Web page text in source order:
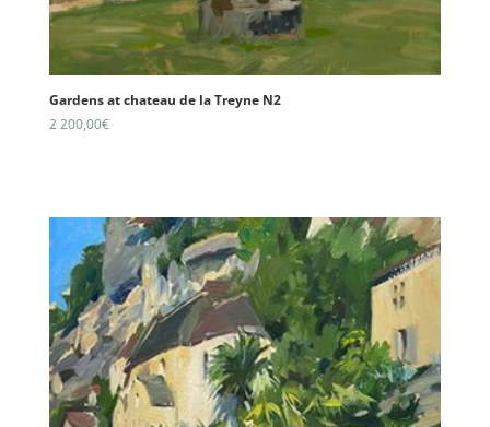
Gardens at chateau de la Treyne N2
2 200,00€